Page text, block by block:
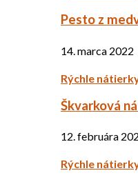
Pesto z
14. marca 2022
Rýchle
Škvarková
12. februára
Rýchle